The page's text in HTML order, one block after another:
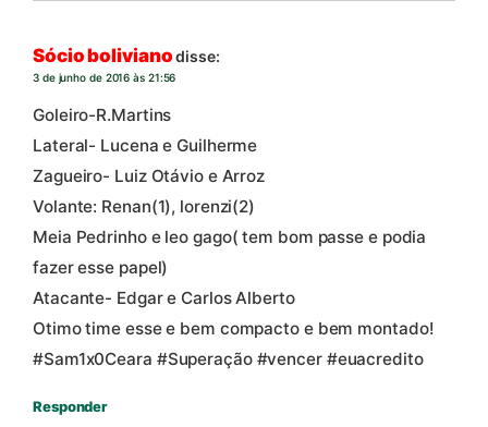
Sócio boliviano disse:
3 de junho de 2016 às 21:56
Goleiro-R.Martins
Lateral- Lucena e Guilherme
Zagueiro- Luiz Otávio e Arroz
Volante: Renan(1), lorenzi(2)
Meia Pedrinho e leo gago( tem bom passe e podia
fazer esse papel)
Atacante- Edgar e Carlos Alberto
Otimo time esse e bem compacto e bem montado!
#Sam1x0Ceara #Superação #vencer #euacredito
Responder